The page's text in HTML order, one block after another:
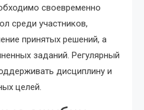
своевременно
среди участников,
принятых решений, а
заданий. Регулярный
дисциплину и
целей.